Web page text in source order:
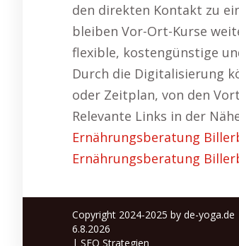
den direkten Kontakt zu
bleiben Vor-Ort-Kurse
flexible, kostengünstige
Durch die Digitalisierung
oder Zeitplan, von den
Relevante Links in der
Ernährungsberatung
Ernährungsberatung
Copyright 2024-2025 by de-yoga.de
6.8.2026
| SEO Strategien